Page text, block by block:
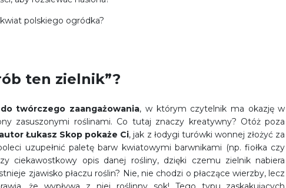
polskiego ogródka?
ten zielnik”?
twórczego zaangażowania, w którym czytelnik ma okazję w
zasuszonymi roślinami. Co tutaj znaczy kreatywny? Otóż poza
autor Łukasz Skop pokaże Ci, jak z łodygi turówki wonnej złożyć za
uzupełnić paletę barw kwiatowymi barwnikami (np. fiołka czy
ciekawostkowy opis danej rośliny, dzięki czemu zielnik nabiera
zjawisko płaczu roślin? Nie, nie chodzi o płaczące wierzby, lecz